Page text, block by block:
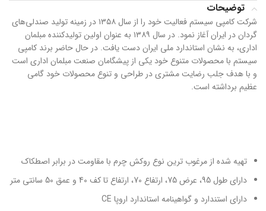
توضیحات
شرکت کامپی سیستم فعالیت خود را از سال ۱۳۵۸ در زمینه تولید صندلی‌های
گردان در ایران آغاز نمود. در سال ۱۳۸۹ به عنوان اولین تولید‌کننده مبلمان
اداری، به نشان استاندارد ملی ایران دست یافت. در حال حاضر برند کامپی
سیستم با محصولات متنوع خود یکی از پیشگامان صنعت مبلمان اداری است
و با هدف جلب رضایت مشتری در طراحی و تنوع محصولات خود گامی
عظیم برداشته است.
تهیه شده از مرغوب ترین نوع روکش چرم با مقاومت در برابر اصطکاک
دارای طول 95، عرض 75، ارتفاع 70، ارتفاع تا کف 40 و عمق 50 سانتی متر
دارای استندارد و گواهینامه استاندارد اروپا CE